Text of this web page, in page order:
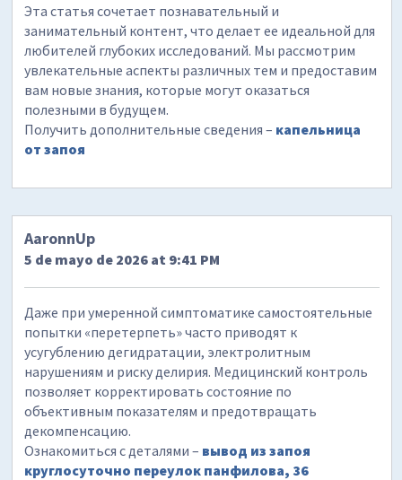
Эта статья сочетает познавательный и
занимательный контент, что делает ее идеальной для
любителей глубоких исследований. Мы рассмотрим
увлекательные аспекты различных тем и предоставим
вам новые знания, которые могут оказаться
полезными в будущем.
Получить дополнительные сведения – капельница
от запоя
AaronnUp
5 de mayo de 2026 at 9:41 PM
Даже при умеренной симптоматике самостоятельные
попытки «перетерпеть» часто приводят к
усугублению дегидратации, электролитным
нарушениям и риску делирия. Медицинский контроль
позволяет корректировать состояние по
объективным показателям и предотвращать
декомпенсацию.
Ознакомиться с деталями – вывод из запоя
круглосуточно переулок панфилова, 36